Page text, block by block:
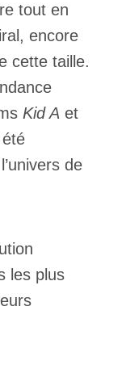
tout en
encore
cette taille.
Kid A et
de
les plus